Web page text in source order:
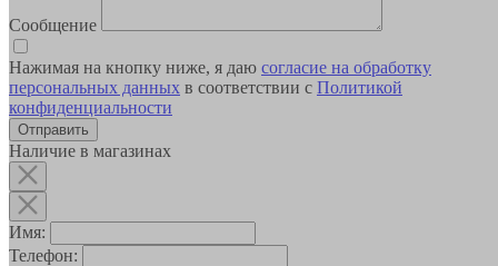
Сообщение
Нажимая на кнопку ниже, я даю согласие на обработку
персональных данных в соответствии с Политикой
конфиденциальности
Наличие в магазинах
Имя:
Телефон: